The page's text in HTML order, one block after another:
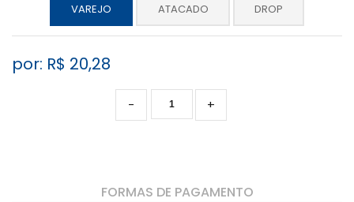
VAREJO ATACADO DROP
por: R$ 20,28
+
-
FORMAS DE PAGAMENTO